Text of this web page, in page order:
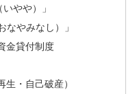
やや）」
やみなし）」
金貸付制度
・自己破産）